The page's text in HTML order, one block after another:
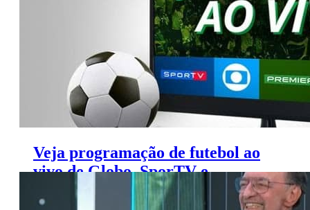
Veja programação de futebol ao
vivo de Globo, SporTV e
Premiere (7 a 9 de junho)